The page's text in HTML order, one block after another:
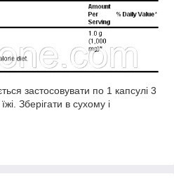
застосовувати по 1 капсулі 3
Зберігати в сухому і